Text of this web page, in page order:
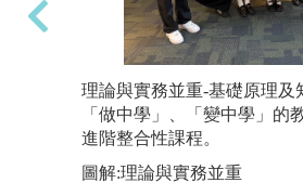
本系注重學生從多元視野探討問題
以培育民族語言與傳播尖兵，為台
發展，注入嶄新的能量。本系學生約
民一半為漢人，但我們不分原漢，彼
一同成長，實踐多元族群共存共榮的
理論與實務並重-基礎原理及
「做中學」、「變中學」的
進階整合性課程。
圖解:理論與實務並重